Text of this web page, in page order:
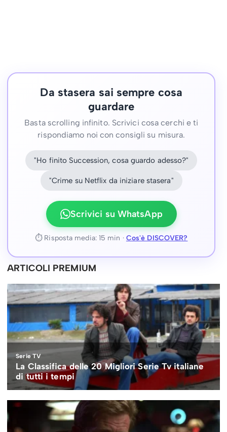
Da stasera sai sempre cosa
guardare
Basta scrolling infinito. Scrivici cosa cerchi e ti
rispondiamo noi con consigli su misura.
"Ho finito Succession, cosa guardo adesso?"
"Crime su Netflix da iniziare stasera"
Scrivici su WhatsApp
⏱ Risposta media: 15 min · Cos'è DISCOVER?
ARTICOLI PREMIUM